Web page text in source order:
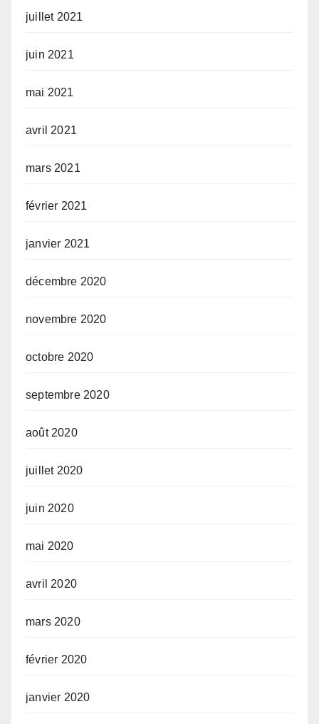
juillet 2021
juin 2021
mai 2021
avril 2021
mars 2021
février 2021
janvier 2021
décembre 2020
novembre 2020
octobre 2020
septembre 2020
août 2020
juillet 2020
juin 2020
mai 2020
avril 2020
mars 2020
février 2020
janvier 2020